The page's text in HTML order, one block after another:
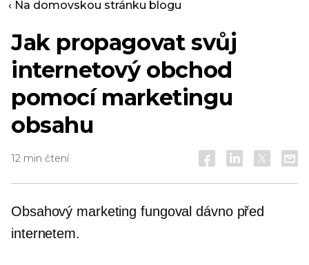
‹ Na domovskou stránku blogu
Jak propagovat svůj
internetový obchod
pomocí marketingu
obsahu
12 min čtení
Obsahový marketing fungoval dávno před
internetem.